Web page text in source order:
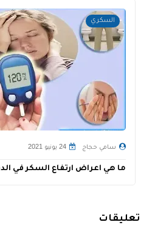
السكري
سامي حجاج 24 يونيو 2021
ما هي اعراض ارتفاع السكر في
تعليقات